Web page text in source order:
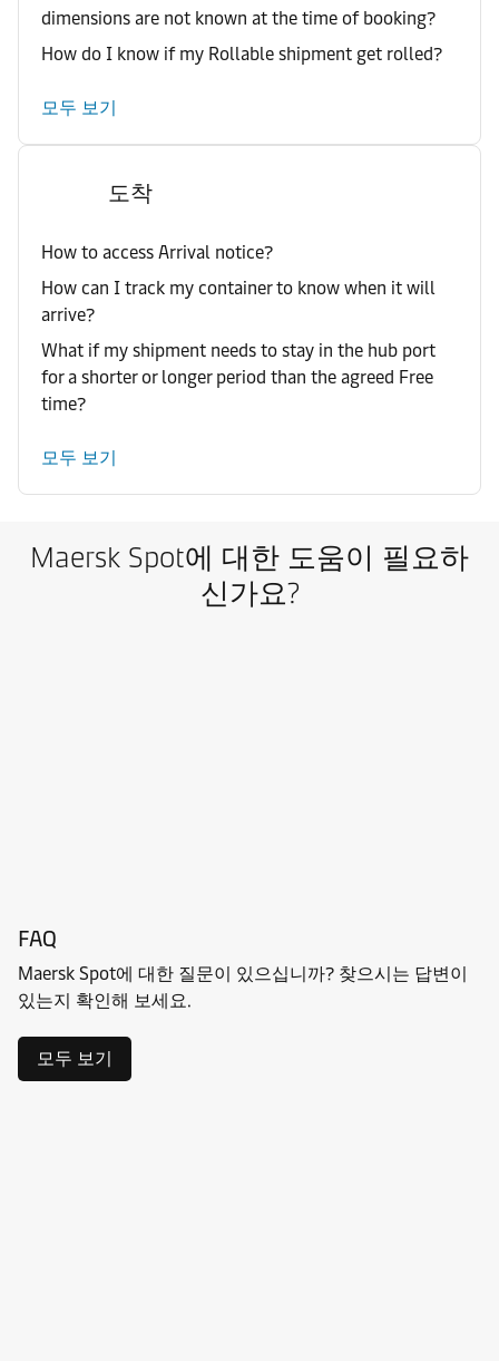
dimensions are not known at the time of booking?
How do I know if my Rollable shipment get rolled?
모두 보기
도착
How to access Arrival notice?
How can I track my container to know when it will
arrive?
What if my shipment needs to stay in the hub port
for a shorter or longer period than the agreed Free
time?
모두 보기
Maersk Spot에 대한 도움이 필요하
신가요?
FAQ
Maersk Spot에 대한 질문이 있으십니까? 찾으시는 답변이
있는지 확인해 보세요.
모두 보기